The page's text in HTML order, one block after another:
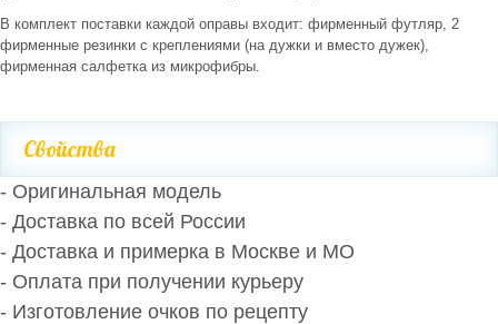
В комплект поставки каждой оправы входит: фирменный футляр, 2
фирменные резинки с креплениями (на дужки и вместо дужек),
фирменная салфетка из микрофибры.
Свойства
- Оригинальная модель
- Доставка по всей России
- Доставка и примерка в Москве и МО
- Оплата при получении курьеру
- Изготовление очков по рецепту